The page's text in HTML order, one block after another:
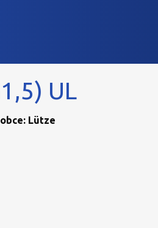
UL
Lütze